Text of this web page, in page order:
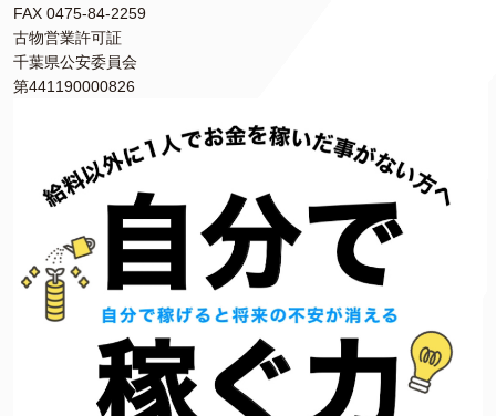
FAX 0475-84-2259
古物営業許可証
千葉県公安委員会
第441190000826